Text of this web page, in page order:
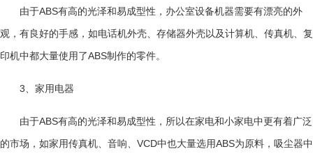
由于ABS有高的光泽和易成型性，办公室设备机器需要有漂亮的外
观，有良好的手感，如电话机外壳、存储器外壳以及计算机、传真机、复
印机中都大量使用了ABS制作的零件。
3、家用电器
由于ABS有高的光泽和易成型性，所以在家电和小家电中更有着广泛
的市场，如家用传真机、音响、 VCD中也大量选用ABS为原料，吸尘器中